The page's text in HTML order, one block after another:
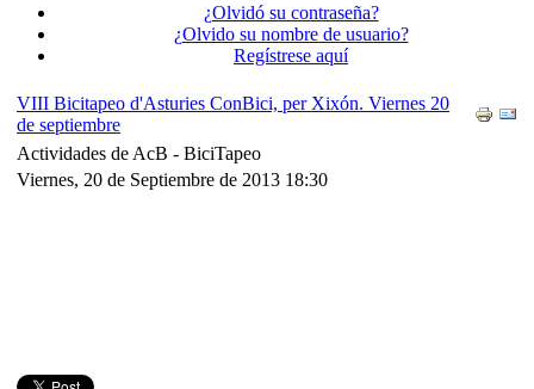
¿Olvidó su contraseña?
¿Olvido su nombre de usuario?
Regístrese aquí
VIII Bicitapeo d'Asturies ConBici, per Xixón. Viernes 20
de septiembre
Actividades de AcB - BiciTapeo
Viernes, 20 de Septiembre de 2013 18:30